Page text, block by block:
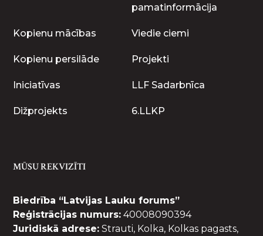
pamatinformācija
Kopienu mācības Viedie ciemi
Kopienu persilāde Projekti
Iniciatīvas LLF Sadarbnīca
Dižprojekts 6.LLKP
MŪSU REKVIZĪTI
Biedrība “Latvijas Lauku forums”
Reģistrācijas numurs: 40008090394
Juridiskā adrese: Strauti, Kolka, Kolkas pagasts,